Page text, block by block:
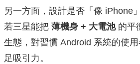
另一方面，設計是否「像 iPhone
若三星能把 薄機身 + 大電池的平
生態，對習慣 Android 系統的使
足吸引力。